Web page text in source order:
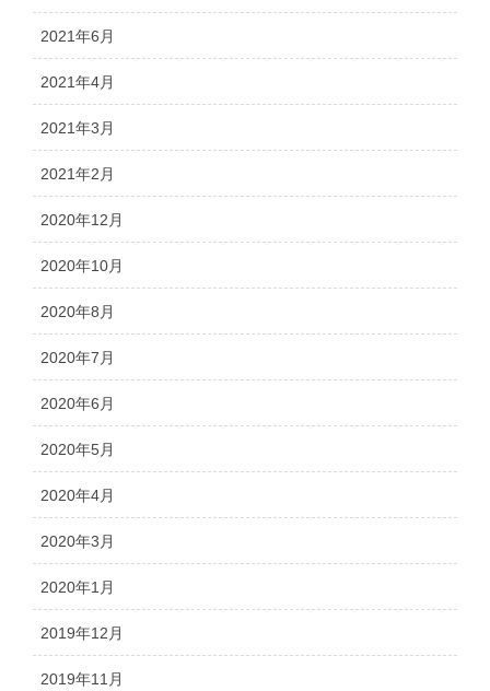
2021年6月
2021年4月
2021年3月
2021年2月
2020年12月
2020年10月
2020年8月
2020年7月
2020年6月
2020年5月
2020年4月
2020年3月
2020年1月
2019年12月
2019年11月